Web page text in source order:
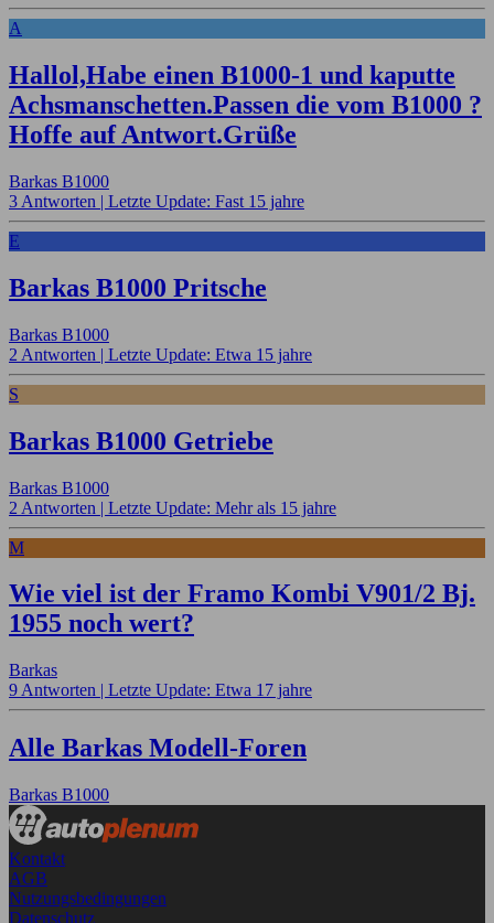
A
Hallol,Habe einen B1000-1 und kaputte
Achsmanschetten.Passen die vom B1000 ?
Hoffe auf Antwort.Grüße
Barkas B1000
3 Antworten | Letzte Update: Fast 15 jahre
E
Barkas B1000 Pritsche
Barkas B1000
2 Antworten | Letzte Update: Etwa 15 jahre
S
Barkas B1000 Getriebe
Barkas B1000
2 Antworten | Letzte Update: Mehr als 15 jahre
M
Wie viel ist der Framo Kombi V901/2 Bj.
1955 noch wert?
Barkas
9 Antworten | Letzte Update: Etwa 17 jahre
Alle Barkas Modell-Foren
Barkas B1000
Kontakt
AGB
Nutzungsbedingungen
Datenschutz